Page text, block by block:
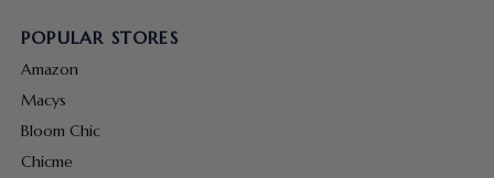
POPULAR STORES
Amazon
Macys
Bloom Chic
Chicme